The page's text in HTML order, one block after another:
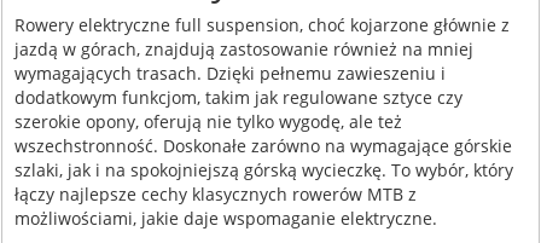
Rowery elektryczne full suspension, choć kojarzone głównie z
jazdą w górach, znajdują zastosowanie również na mniej
wymagających trasach. Dzięki pełnemu zawieszeniu i
dodatkowym funkcjom, takim jak regulowane sztyce czy
szerokie opony, oferują nie tylko wygodę, ale też
wszechstronność. Doskonałe zarówno na wymagające górskie
szlaki, jak i na spokojniejszą górską wycieczkę. To wybór, który
łączy najlepsze cechy klasycznych rowerów MTB z
możliwościami, jakie daje wspomaganie elektryczne.